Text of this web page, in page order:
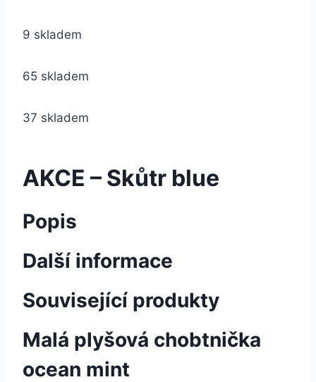
9 skladem
65 skladem
37 skladem
AKCE – Skůtr blue
Popis
Další informace
Související produkty
Malá plyšová chobtnička
ocean mint